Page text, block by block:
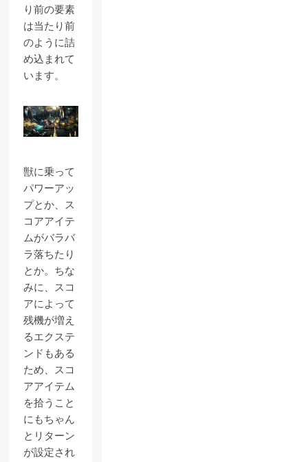
り前の要素
は当たり前
のように詰
め込まれて
います。
獣に乗って
パワーアッ
プとか、ス
コアアイテ
ムがバラバ
ラ落ちたり
とか。ちな
みに、スコ
アによって
残機が増え
るエクステ
ンドもある
ため、スコ
アアイテム
を拾うこと
にもちゃん
とリターン
が設定され